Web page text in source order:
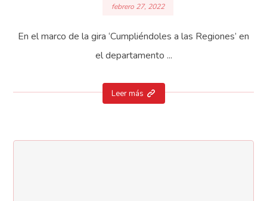
febrero 27, 2022
En el marco de la gira ‘Cumpliéndoles a las Regiones’ en
el departamento ...
Leer más